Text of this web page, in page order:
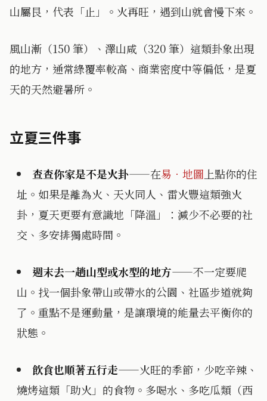
山屬艮，代表「止」。火再旺，遇到山就會慢下來。
風山漸（150 筆）、澤山咸（320 筆）這類卦象出現
的地方，通常綠覆率較高、商業密度中等偏低，是夏
天的天然避暑所。
立夏三件事
查查你家是不是火卦——在易．地圖 上點你的住
址。如果是離為火、天火同人、雷火豐這類強火
卦，夏天更要有意識地「降溫」：減少不必要的社
交、多安排獨處時間。
週末去一趟山型或水型的地方——不一定要爬
山。找一個卦象帶山或帶水的公園、社區步道就夠
了。重點不是運動量，是讓環境的能量去平衡你的
狀態。
飲食也順著五行走——火旺的季節，少吃辛辣、
燒烤這類「助火」的食物。多喝水、多吃瓜類（西